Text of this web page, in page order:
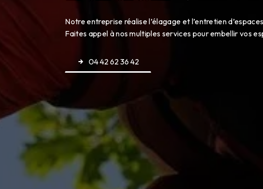
Notre entreprise réalise l’élagage et l’entretien
Faites appel à nos multiples services pour embellir vos
04 42 62 36 42